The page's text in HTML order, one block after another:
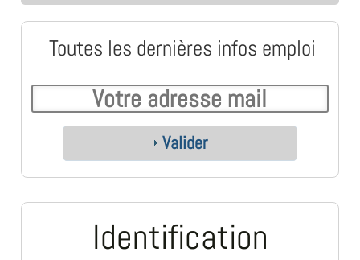
Toutes les dernières infos emploi
Valider
Identification